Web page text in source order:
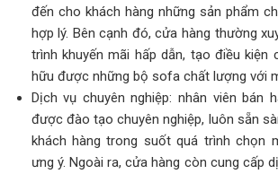
đến cho khách hàng những sản phẩm
hợp lý. Bên cạnh đó, cửa hàng thường
trình khuyến mãi hấp dẫn, tạo điều kiện
hữu được những bộ sofa chất lượng với
Dịch vụ chuyên nghiệp: nhân viên bán
được đào tạo chuyên nghiệp, luôn sẵn
khách hàng trong suốt quá trình chọn
ưng ý. Ngoài ra, cửa hàng còn cung cấp